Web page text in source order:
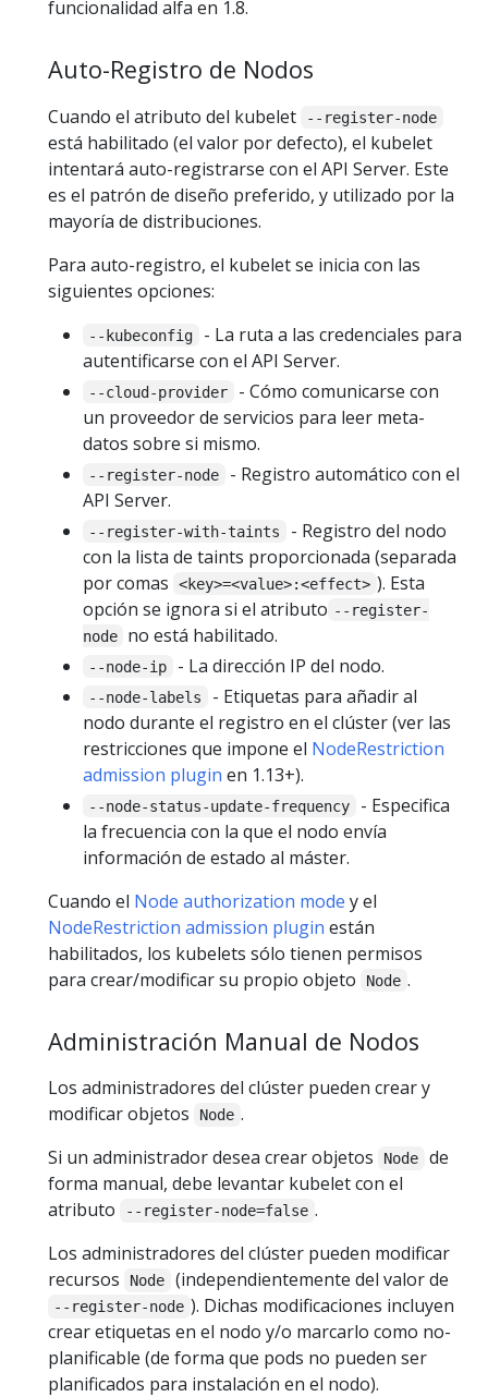
funcionalidad alfa en 1.8.
Auto-Registro de Nodos
Cuando el atributo del kubelet --register-node
está habilitado (el valor por defecto), el kubelet
intentará auto-registrarse con el API Server. Este
es el patrón de diseño preferido, y utilizado por la
mayoría de distribuciones.
Para auto-registro, el kubelet se inicia con las
siguientes opciones:
--kubeconfig
- La ruta a las credenciales para
autentificarse con el API Server.
--cloud-provider
- Cómo comunicarse con
un proveedor de servicios para leer meta-
datos sobre si mismo.
--register-node
- Registro automático con el
API Server.
--register-with-taints
- Registro del nodo
con la lista de taints proporcionada (separada
por comas
<key>=<value>:<effect> ). Esta
opción se ignora si el atributo --register-
node
no está habilitado.
--node-ip - La dirección IP del nodo.
--node-labels
- Etiquetas para añadir al
nodo durante el registro en el clúster (ver las
restricciones que impone el NodeRestriction
admission plugin en 1.13+).
--node-status-update-frequency
- Especifica
la frecuencia con la que el nodo envía
información de estado al máster.
Cuando el Node authorization mode y el
NodeRestriction admission plugin están
habilitados, los kubelets sólo tienen permisos
para crear/modificar su propio objeto
Node .
Administración Manual de Nodos
Los administradores del clúster pueden crear y
modificar objetos
Node .
Si un administrador desea crear objetos
Node
de
forma manual, debe levantar kubelet con el
atributo
--register-node=false .
Los administradores del clúster pueden modificar
recursos
Node (independientemente del valor de
--register-node ). Dichas modificaciones incluyen
crear etiquetas en el nodo y/o marcarlo como no-
planificable (de forma que pods no pueden ser
planificados para instalación en el nodo).